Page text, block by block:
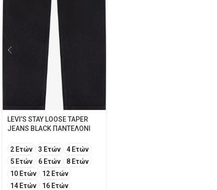
LEVI’S STAY LOOSE TAPER
JEANS BLACK ΠΑΝΤΕΛΟΝΙ
2 Ετών 3 Ετών
4 Ετών
5 Ετών
6 Ετών
8 Ετών
10 Ετών
12 Ετών
14 Ετών
16 Ετών